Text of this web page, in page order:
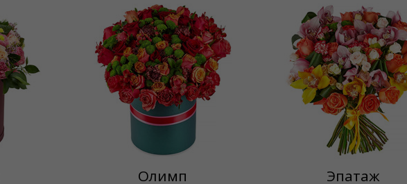
Олимп Эпатаж